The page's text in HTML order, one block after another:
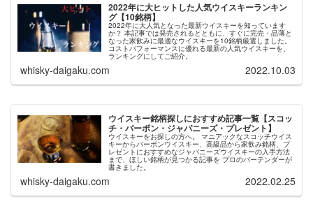
2022年に大ヒットした人気ウイスキーランキン
グ【10銘柄】
2022年に大人気となった最新ウイスキーを知っています
か？ 本記事では発売されるとともに、すぐに完売・品薄と
なった家飲みに最適なウイスキーを10銘柄厳選しました。
コストパフォーマンスに優れる最新の人気ウイスキーを、
ランキングにしてご紹介。
whisky-daigaku.com 2022.10.03
ウイスキー銘柄探しにおすすめ記事一覧【スコッ
チ・バーボン・ジャパニーズ・プレゼント】
ウイスキーをお探しの方へ。 マニアックなスコッチウイス
キーからバーボンウイスキー、高級品から家飲み銘柄、プ
レゼントにおすすめなジャパニーズウイスキーの入手方法
まで、ほしい銘柄が見つかる記事を プロのバーテンダーが
書きました。
whisky-daigaku.com 2022.02.25